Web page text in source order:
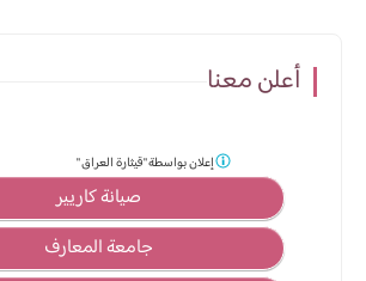
أعلن معنا
صيانة كاريير
جامعة المعارف
إعلان بواسطة"قيثارة العراق "